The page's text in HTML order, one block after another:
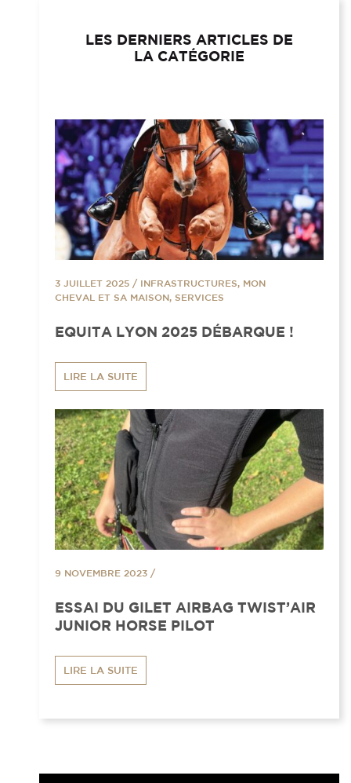
LES DERNIERS ARTICLES DE
LA CATÉGORIE
3 JUILLET 2025 / INFRASTRUCTURES, MON
CHEVAL ET SA MAISON, SERVICES
EQUITA LYON 2025 DÉBARQUE !
LIRE LA SUITE
9 NOVEMBRE 2023 /
ESSAI DU GILET AIRBAG TWIST’AIR
JUNIOR HORSE PILOT
LIRE LA SUITE